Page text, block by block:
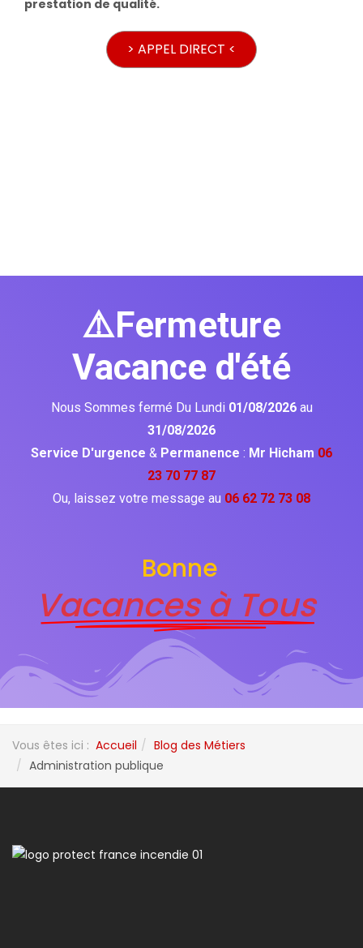
prestation de qualité.
> APPEL DIRECT <
⚠️Fermeture
Vacance d'été
Nous Sommes fermé Du Lundi 01/08/2026 au
31/08/2026
Service D'urgence & Permanence : Mr Hicham 06
23 70 77 87
Ou, laissez votre message au 06 62 72 73 08
Bonne
Vacances à Tous
Vous êtes ici : Accueil
Blog des Métiers
Administration publique